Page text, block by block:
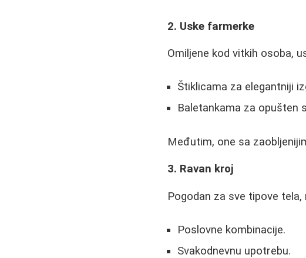
2. Uske farmerke
Omiljene kod vitkih osoba,
Štiklicama za elegantniji
Baletankama za opušten
Međutim, one sa
3. Ravan kroj
Pogodan za sve tipove tela,
Poslovne kombinacije.
Svakodnevnu upotrebu.